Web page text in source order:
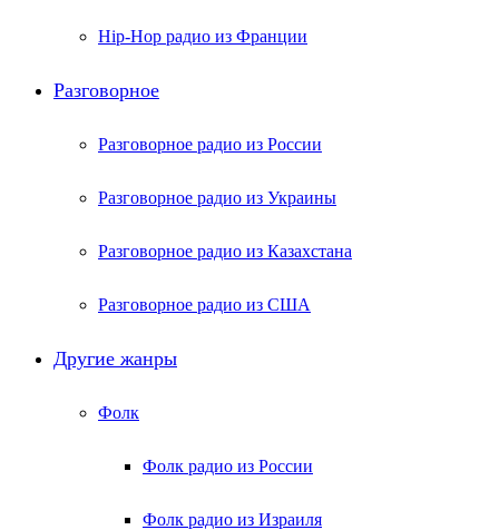
Hip-Hop радио из Франции
Разговорное
Разговорное радио из России
Разговорное радио из Украины
Разговорное радио из Казахстана
Разговорное радио из США
Другие жанры
Фолк
Фолк радио из России
Фолк радио из Израиля